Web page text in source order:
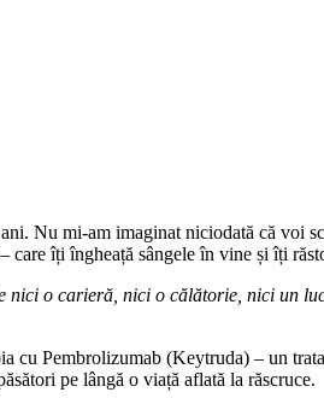
Nu mi-am imaginat niciodată că voi
care îți îngheață sângele în vine și îți
nici o carieră, nici o călătorie, nici un
cu Pembrolizumab (Keytruda) – un
pe lângă o viață aflată la răscruce.